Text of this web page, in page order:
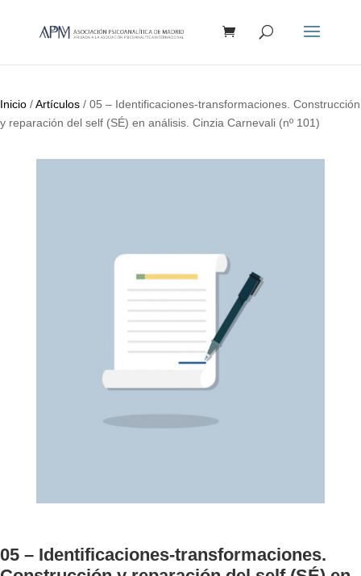
productos
Inicio /Artículos / 05 – Identificaciones-transformaciones. Construcción
y reparación del self (SÉ) en análisis. Cinzia Carnevali (nº 101)
05 – Identificaciones-transformaciones.